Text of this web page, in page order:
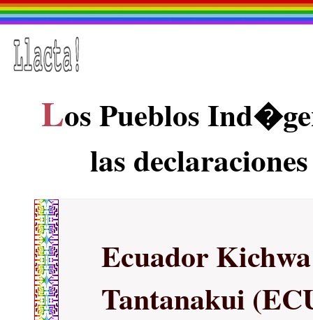
Los Pueblos
las
Ecuador
Tantanakui